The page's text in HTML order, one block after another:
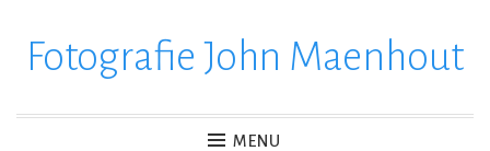
verderFotografie John Maenhout
MENU